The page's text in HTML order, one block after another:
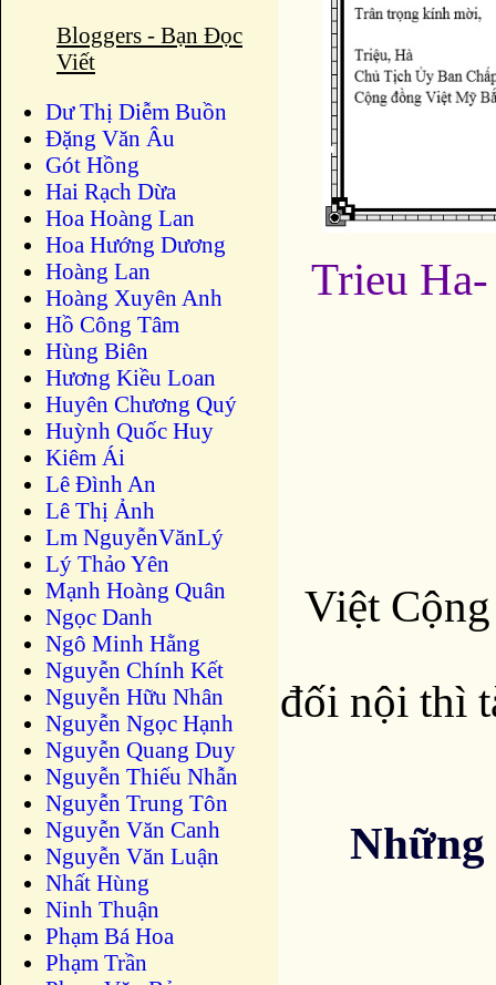
Bloggers - Bạn Đọc
Viết
Dư Thị Diễm Buồn
Ðặng Văn Âu
Gót Hồng
Hai Rạch Dừa
Hoa Hoàng Lan
Hoa Hướng Dương
Hoàng Lan
Hoàng Xuyên Anh
Hồ Công Tâm
Hùng Biên
Hương Kiều Loan
Huyên Chương Quý
Huỳnh Quốc Huy
Kiêm Ái
Lê Đình An
Lê Thị Ảnh
Lm NguyễnVănLý
Lý Thảo Yên
Mạnh Hoàng Quân
Ngọc Danh
Ngô Minh Hằng
Nguyễn Chính Kết
Nguyễn Hữu Nhân
Nguyễn Ngọc Hạnh
Nguyễn Quang Duy
Nguyễn Thiếu Nhẫn
Nguyễn Trung Tôn
Nguyễn Văn Canh
Nguyễn Văn Luận
Nhất Hùng
Ninh Thuận
Phạm Bá Hoa
Phạm Trần
Trieu
Việt
đối nội thì
Những